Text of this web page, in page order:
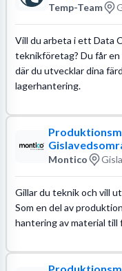
Temp-Team
Vill du arbeta i ett Data
teknikföretag? Du får en
där du utvecklar dina
lagerhantering.
Montico
Gillar du teknik och vill
Som en del av
hantering av material till